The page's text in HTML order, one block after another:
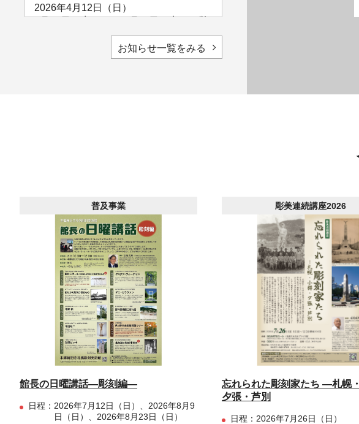
2026年4月12日（日）
4月29日（水）から５月６日（水）の営
2026年1月25日（日）
1月27日から30日までの開館と料金につ
2026年1月6日（火）
1月6日から10日までの開館と料金につ
お知らせ一覧をみる
普及事業
館長の日曜講話―彫刻編―
日程： 2026年7月12日（日）、2026年8月9
日（日）、2026年8月23日（日）
彫美連続講座2026
忘れられた彫刻家たち ―札幌
夕張・芦別
日程： 2026年7月26日（日）